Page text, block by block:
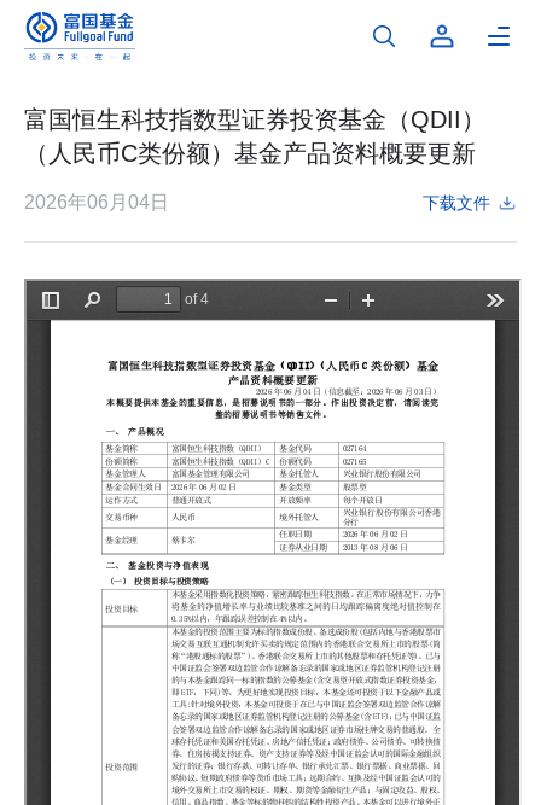
富国恒生科技指数型证券投资基金（QDII）
（人民币C类份额）基金产品资料概要更新
2026年06月04日 下载文件